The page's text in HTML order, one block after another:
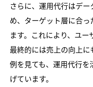
さらに、運用代行はデ
め、ターゲット層に合
ます。これにより、ユー
最終的には売上の向上
例を見ても、運用代行
げています。